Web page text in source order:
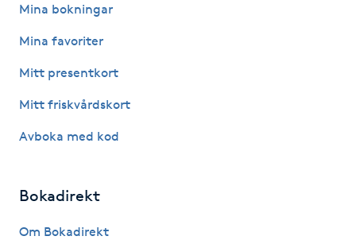
Kemisk peeling
Mina bokningar
Mina favoriter
Mitt presentkort
Mitt friskvårdskort
Avboka med kod
Bokadirekt
Om Bokadirekt